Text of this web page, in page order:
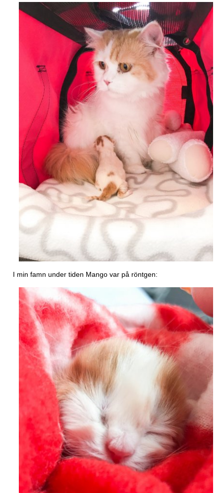
I min famn under tiden Mango var på röntgen: